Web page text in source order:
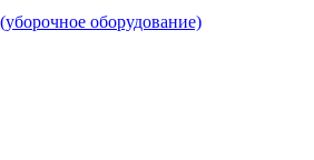
оборудование)